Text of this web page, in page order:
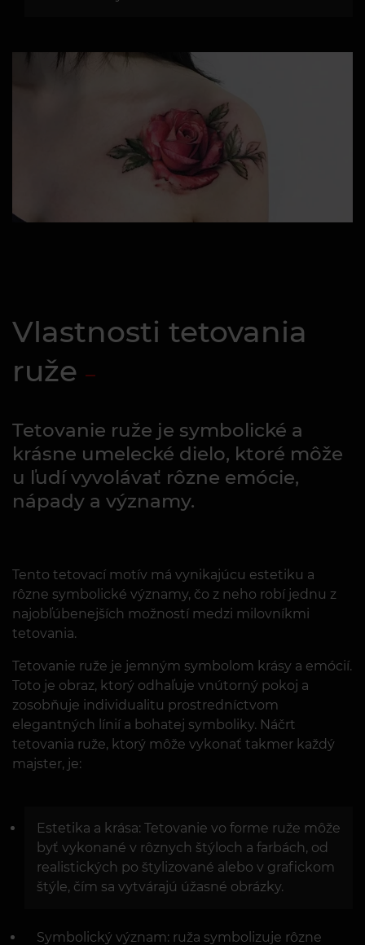
Vlastnosti tetovania
ruže
Tetovanie ruže je symbolické a
krásne umelecké dielo, ktoré môže
u ľudí vyvolávať rôzne emócie,
nápady a významy.
Tento tetovací motív má vynikajúcu estetiku a
rôzne symbolické významy, čo z neho robí jednu z
najobľúbenejších možností medzi milovníkmi
tetovania.
Tetovanie ruže je jemným symbolom krásy a emócií.
Toto je obraz, ktorý odhaľuje vnútorný pokoj a
zosobňuje individualitu prostredníctvom
elegantných línií a bohatej symboliky. Náčrt
tetovania ruže, ktorý môže vykonať takmer každý
majster, je:
Estetika a krása: Tetovanie vo forme ruže môže
byť vykonané v rôznych štýloch a farbách, od
realistických po štylizované alebo v grafickom
štýle, čím sa vytvárajú úžasné obrázky.
Symbolický význam: ruža symbolizuje rôzne